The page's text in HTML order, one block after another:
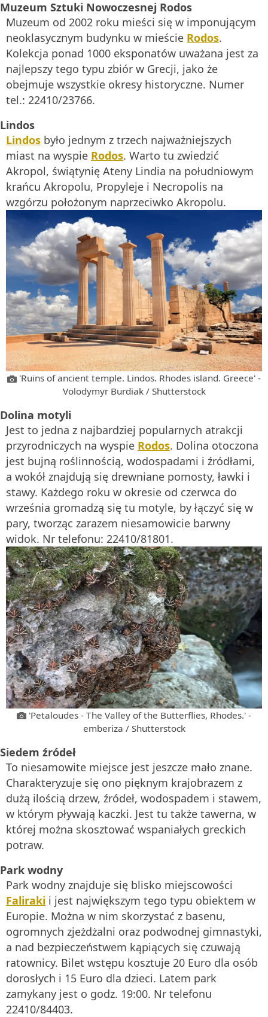
Muzeum Sztuki Nowoczesnej Rodos
Muzeum od 2002 roku mieści się w imponującym
neoklasycznym budynku w mieście Rodos.
Kolekcja ponad 1000 eksponatów uważana jest za
najlepszy tego typu zbiór w Grecji, jako że
obejmuje wszystkie okresy historyczne. Numer
tel.: 22410/23766.
Lindos
Lindos było jednym z trzech najważniejszych
miast na wyspie Rodos. Warto tu zwiedzić
Akropol, świątynię Ateny Lindia na południowym
krańcu Akropolu, Propyleje i Necropolis na
wzgórzu położonym naprzeciwko Akropolu.
'Ruins of ancient temple. Lindos. Rhodes island. Greece' -
Volodymyr Burdiak / Shutterstock
Dolina motyli
Jest to jedna z najbardziej popularnych atrakcji
przyrodniczych na wyspie Rodos. Dolina otoczona
jest bujną roślinnością, wodospadami i źródłami,
a wokół znajdują się drewniane pomosty, ławki i
stawy. Każdego roku w okresie od czerwca do
września gromadzą się tu motyle, by łączyć się w
pary, tworząc zarazem niesamowicie barwny
widok. Nr telefonu: 22410/81801.
'Petaloudes - The Valley of the Butterflies, Rhodes.' -
emberiza / Shutterstock
Siedem źródeł
To niesamowite miejsce jest jeszcze mało znane.
Charakteryzuje się ono pięknym krajobrazem z
dużą ilością drzew, źródeł, wodospadem i stawem,
w którym pływają kaczki. Jest tu także tawerna, w
której można skosztować wspaniałych greckich
potraw.
Park wodny
Park wodny znajduje się blisko miejscowości
Faliraki i jest największym tego typu obiektem w
Europie. Można w nim skorzystać z basenu,
ogromnych zjeżdżalni oraz podwodnej gimnastyki,
a nad bezpieczeństwem kąpiących się czuwają
ratownicy. Bilet wstępu kosztuje 20 Euro dla osób
dorosłych i 15 Euro dla dzieci. Latem park
zamykany jest o godz. 19:00. Nr telefonu
22410/84403.